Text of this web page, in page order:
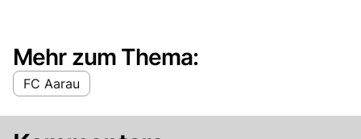
Mehr zum Thema:
FC Aarau